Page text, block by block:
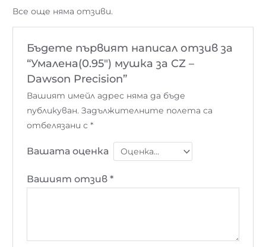
Все още няма отзиви.
Бъдете първият написал отзив за
“Умалена(0.95″) мушка за CZ –
Dawson Precision”
Вашият имейл адрес няма да бъде
публикуван. Задължителните полета са
отбелязани с *
Вашата оценка
Вашият отзив *